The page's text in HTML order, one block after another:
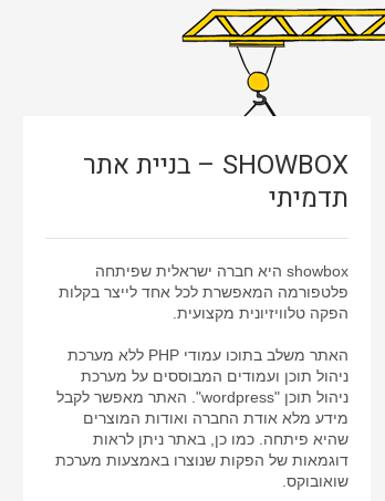
SHOWBOX – בניית אתר
תדמיתי
showbox היא חברה ישראלית שפיתחה
פלטפורמה המאפשרת לכל אחד לייצר בקלות
הפקה טלוויזיונית מקצועית.
האתר משלב בתוכו עמודי PHP ללא מערכת
ניהול תוכן ועמודים המבוססים על מערכת
ניהול תוכן "wordpress". האתר מאפשר לקבל
מידע מלא אודת החברה ואודות המוצרים
שהיא פיתחה. כמו כן, באתר ניתן לראות
דוגמאות של הפקות שנוצרו באמצעות מערכת
שואובוקס.